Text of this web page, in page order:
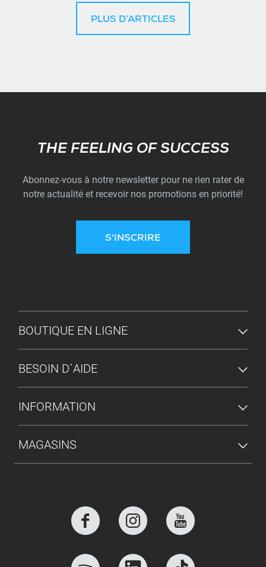
PLUS D’ARTICLES
Subscribe
THE FEELING OF SUCCESS
Abonnez-vous à notre newsletter pour ne rien rater de
notre actualité et recevoir nos promotions en priorité!
S'INSCRIRE
MENU DU PIED DE PAGE
BOUTIQUE EN LIGNE
BESOIN D´AIDE
INFORMATION
MAGASINS